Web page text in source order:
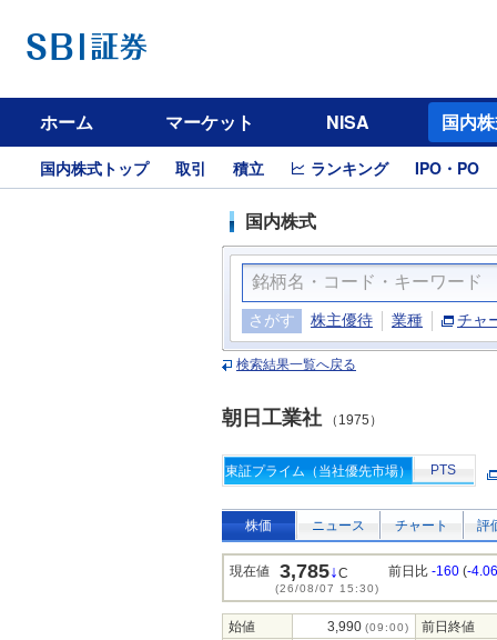
ホーム マーケット NISA 国内
国内株式トップ 取引 積立 ランキング IPO・PO
国内株式
さがす 株主優待 業種 チャ
検索結果一覧へ戻る
朝日工業社 （1975）
東証プライム（当社優先市場） PTS
株価 ニュース チャート 評
現在値 3,785↓C
(26/08/07 15:30)
前日比 -160 (-
始値 3,990 (09:00)
前日終値